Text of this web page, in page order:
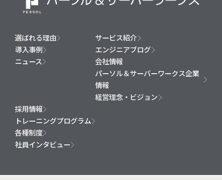
選ばれる理由
サービス紹介
導入事例
エンジニアブログ
ニュース
会社情報
パーソル＆サーバーワークス企業
情報
経営理念・ビジョン
採用情報
トレーニングプログラム
各種制度
社員インタビュー